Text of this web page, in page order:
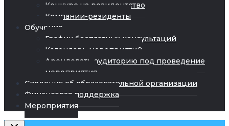
Конкурс на резидентство
Компании-резиденты
Обучение
График бесплатных консультаций
Календарь мероприятий
Арендовать аудиторию под проведение
мероприятия
Сведения об образовательной организации
Финансовая поддержка
Мероприятия